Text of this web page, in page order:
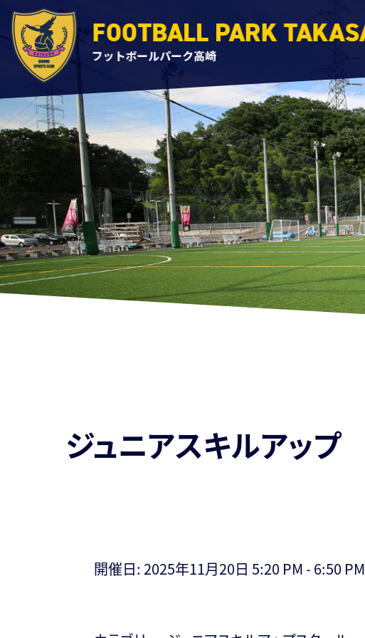
ジュニアスキルアップ
開催日: 2025年11月20日 5:20 PM - 6:50 PM